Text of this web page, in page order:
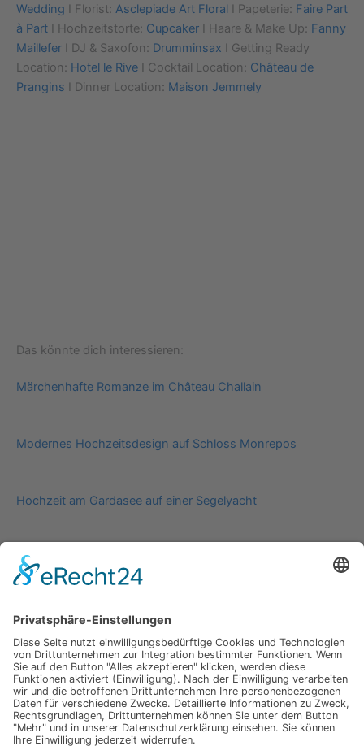
Wedding I Florist: Asclepiade Art Floral I Papeterie: Faire Part
à Part I Hochzeitstorte: Cupcaker I Haare & Make Up: Fanny
Maillefer I DJ & Saxofon: Drumminsax
I Getting Ready
Location: Hotel le Rive I Cocktail Location: Château de
Prangins I Dinner Location: Maison Jemmely
Das könnte dich interessieren:
Märchenhafte Romanze im Château Challain
Modernes Hochzeitsdesign auf Schloss Monrepos
Hochzeit am Gardasee auf einer Segelyacht
Impressum
Werbung
Einsendung
AGB
Datenschutzerklärung
Impressum
Werbung
About